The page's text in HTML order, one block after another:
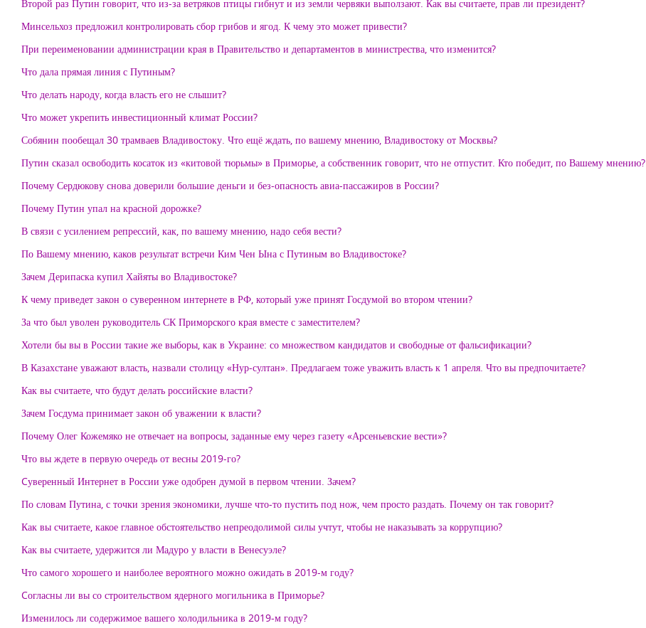
Второй раз Путин говорит, что из-за ветряков птицы гибнут и из земли червяки выползают. Как вы считаете, прав ли президент?
Минсельхоз предложил контролировать сбор грибов и ягод. К чему это может привести?
При переименовании администрации края в Правительство и департаментов в министрества, что изменится?
Что дала прямая линия с Путиным?
Что делать народу, когда власть его не слышит?
Что может укрепить инвестиционный климат России?
Собянин пообещал 30 трамваев Владивостоку. Что ещё ждать, по вашему мнению, Владивостоку от Москвы?
Путин сказал освободить косаток из «китовой тюрьмы» в Приморье, а собственник говорит, что не отпустит. Кто победит, по Вашему мнению?
Почему Сердюкову снова доверили большие деньги и без-опасность авиа-пассажиров в России?
Почему Путин упал на красной дорожке?
В связи с усилением репрессий, как, по вашему мнению, надо себя вести?
По Вашему мнению, каков результат встречи Ким Чен Ына с Путиным во Владивостоке?
Зачем Дерипаска купил Хайяты во Владивостоке?
К чему приведет закон о суверенном интернете в РФ, который уже принят Госдумой во втором чтении?
За что был уволен руководитель СК Приморского края вместе с заместителем?
Хотели бы вы в России такие же выборы, как в Украине: со множеством кандидатов и свободные от фальсификации?
В Казахстане уважают власть, назвали столицу «Нур-султан». Предлагаем тоже уважить власть к 1 апреля. Что вы предпочитаете?
Как вы считаете, что будут делать российские власти?
Зачем Госдума принимает закон об уважении к власти?
Почему Олег Кожемяко не отвечает на вопросы, заданные ему через газету «Арсеньевские вести»?
Что вы ждете в первую очередь от весны 2019-го?
Cуверенный Интернет в России уже одобрен думой в первом чтении. Зачем?
По словам Путина, с точки зрения экономики, лучше что-то пустить под нож, чем просто раздать. Почему он так говорит?
Как вы считаете, какое главное обстоятельство непреодолимой силы учтут, чтобы не наказывать за коррупцию?
Как вы считаете, удержится ли Мадуро у власти в Венесуэле?
Что самого хорошего и наиболее вероятного можно ожидать в 2019-м году?
Cогласны ли вы со строительством ядерного могильника в Приморье?
Изменилось ли содержимое вашего холодильника в 2019-м году?